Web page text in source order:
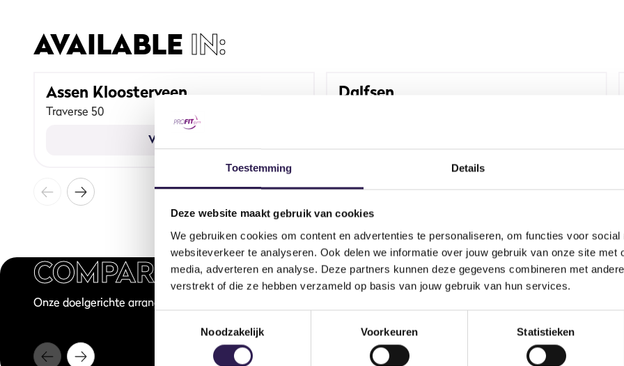
Toestemming Details
Deze website maakt gebruik van cookies
We gebruiken cookies om content en advertenties te personaliseren, om functies voor social
websiteverkeer te analyseren. Ook delen we informatie over jouw gebruik van onze site met
media, adverteren en analyse. Deze partners kunnen deze gegevens combineren met
verstrekt of die ze hebben verzameld op basis van jouw gebruik van hun services.
Noodzakelijk
Voorkeuren Statistieken
AVAILABLE IN:
Assen Kloosterveen
Traverse 50
View gym
Dalfsen
COMPARABLELESSONS
Onze doelgerichte arrangementen voor ieder type sporter.
45 min Live
XCore
30 min
Upperbody blast